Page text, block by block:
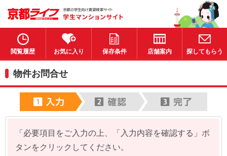
閲覧履歴 お気に入り 保存条件 店舗案内 探してもらう
物件お問合せ
「必要項目をご入力の上、「入力内容を確認する」ボ
タンをクリックしてください。